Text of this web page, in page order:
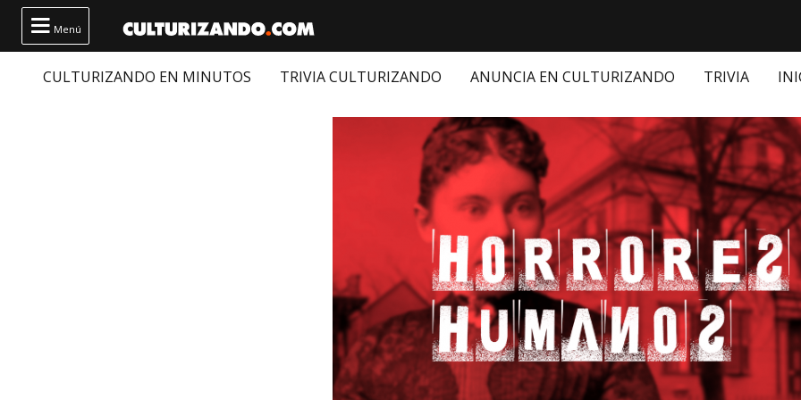
 Menú
CULTURIZANDO EN MINUTOS TRIVIA CULTURIZANDO ANUNCIA EN CULTURIZANDO TRIVIA